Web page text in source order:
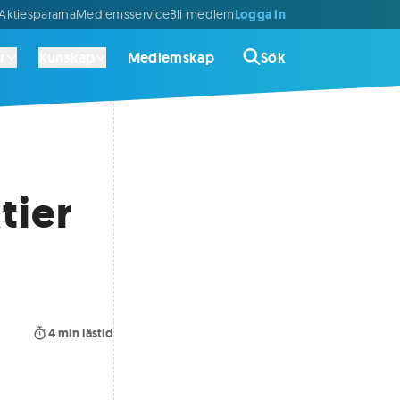
MedlemsserviceBli medlemLogga in
Medlemskap Sök
4min lästid